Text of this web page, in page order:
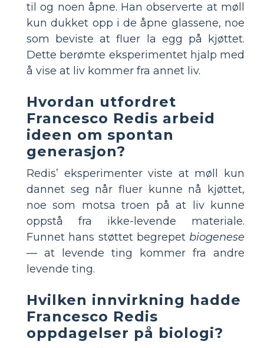
til og noen åpne. Han observerte at møll
kun dukket opp i de åpne glassene, noe
som beviste at fluer la egg på kjøttet.
Dette berømte eksperimentet hjalp med
å vise at liv kommer fra annet liv.
Hvordan utfordret
Francesco Redis arbeid
ideen om spontan
generasjon?
Redis’ eksperimenter viste at møll kun
dannet seg når fluer kunne nå kjøttet,
noe som motsa troen på at liv kunne
oppstå fra ikke-levende materiale.
Funnet hans støttet begrepet biogenese
— at levende ting kommer fra andre
levende ting.
Hvilken innvirkning hadde
Francesco Redis
oppdagelser på biologi?